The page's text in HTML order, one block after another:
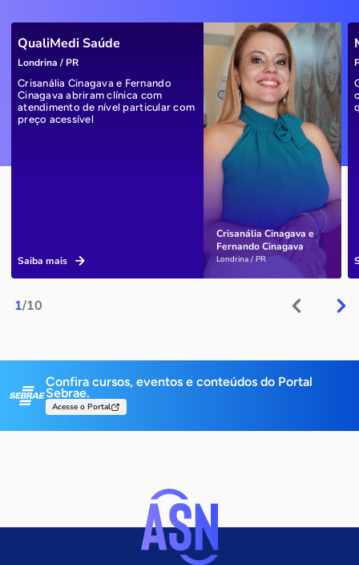
1/10
Crisanália Cinagava e
Fernando Cinagava
Londrina / PR
QualiMedi Saúde
Londrina / PR
Crisanália Cinagava e Fernando
Cinagava abriram clínica com
atendimento de nível particular com
preço acessível
Saiba mais
Confira cursos, eventos e conteúdos do Portal
Sebrae.
Acesse o Portal